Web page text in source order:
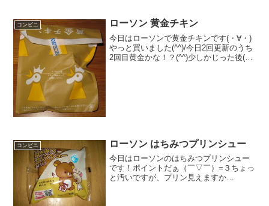
コンビニ ローソン 黄金チキン
今日はローソンで黄金チキンです(・∀・)
やっと買いました(^^)/今日2回更新のうち
2回目黄金かな！？(^^)少しかじった後(^^)
コンビニ ローソン はちみつプリンシュー
今日はローソンのはちみつプリンシュー
です！ポイントだぁ（￣▽￣）=３ちょっ
と汚いですが、プリン見えますか